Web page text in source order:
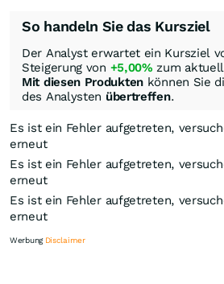
So handeln Sie das Kursziel
Der Analyst erwartet ein Kursziel
Steigerung von +5,00% zum
Mit diesen Produkten können Sie
des Analysten übertreffen.
Es ist ein Fehler aufgetreten,
erneut
Es ist ein Fehler aufgetreten,
erneut
Es ist ein Fehler aufgetreten,
erneut
Werbung Disclaimer